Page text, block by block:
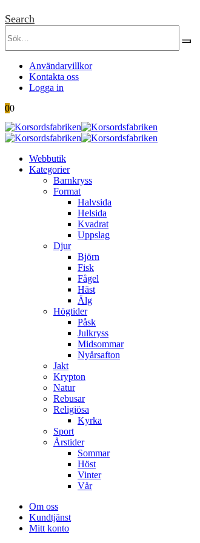
Search
Användarvillkor
Kontakta oss
Logga in
00
Webbutik
Kategorier
Barnkryss
Format
Halvsida
Helsida
Kvadrat
Uppslag
Djur
Björn
Fisk
Fågel
Häst
Älg
Högtider
Påsk
Julkryss
Midsommar
Nyårsafton
Jakt
Krypton
Natur
Rebusar
Religiösa
Kyrka
Sport
Årstider
Sommar
Höst
Vinter
Vår
Om oss
Kundtjänst
Mitt konto